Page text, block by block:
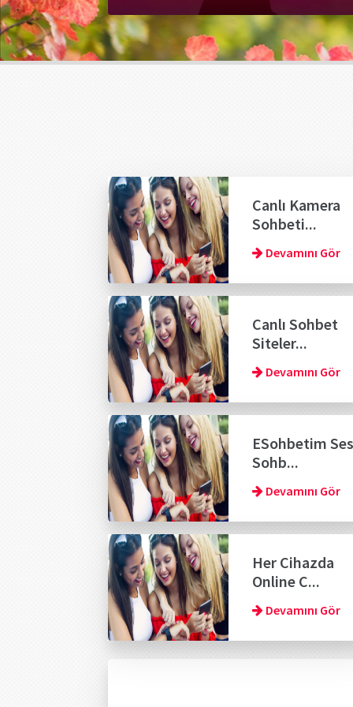
Canlı Kamera
Sohbeti...
Devamını Gör
Canlı Sohbet
Siteler...
Devamını Gör
ESohbetim
Sohb...
Devamını Gör
Her Cihazda
Online C...
Devamını Gör